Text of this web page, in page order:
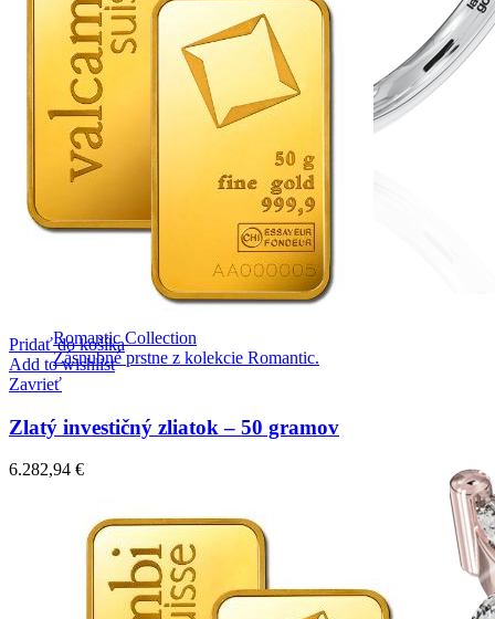
Romantic Collection
Zásnubné prstne z kolekcie Romantic.
Pridať do košíka
Add to wishlist
Zavrieť
Zlatý investičný zliatok – 50 gramov
6.282,94 €